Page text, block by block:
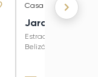
Casa para venda
Jardim
Estrada do
Belizário - Cotia - SP